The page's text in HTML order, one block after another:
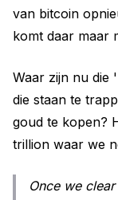
van bitcoin
komt daar maar
Waar zijn nu die
die staan te
goud te kopen?
trillion waar we
Once we